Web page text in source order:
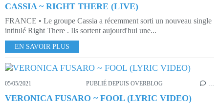
CASSIA ~ RIGHT THERE (LIVE)
FRANCE • Le groupe Cassia a récemment sorti un nouveau single
intitulé Right There . Ils sortent aujourd'hui une...
EN SAVOIR PLUS
05/05/2021 PUBLIÉ DEPUIS OVERBLOG …
VERONICA FUSARO ~ FOOL (LYRIC VIDEO)